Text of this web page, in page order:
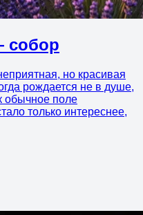
собор
но красивая
рождается не в душе,
обычное поле
только интереснее,